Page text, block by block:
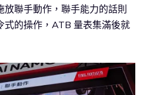
聯手動作，聯手能力的話則
式的操作，ATB 量表集滿後就